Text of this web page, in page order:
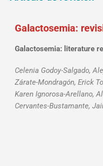
Galactosemia:
Galactosemia: literature
Celenia Godoy-Salgado,
Zárate-Mondragón, Erick
Karen Ignorosa-Arellano,
Cervantes-Bustamante,